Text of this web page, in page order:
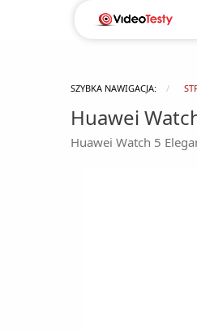
SZYBKA NAWIGACJA:
Huawei
Huawei Watch 5